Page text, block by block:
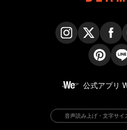
公式アプリ
音声読み上げ・文字サイ